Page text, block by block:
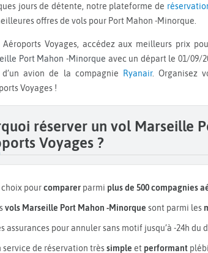
jours de détente, notre plateforme de
offres de vols pour Port Mahon -Minorque.
Aéroports Voyages, accédez aux meilleurs prix
Port Mahon -Minorque avec un départ le 01/09/
d’un avion de la compagnie
Ryanair. Organisez
Voyages !
réserver un vol Marseille
Voyages ?
choix pourcomparer parmi plus de 500 compagnies
vols Marseille Port Mahon -Minorque sont parmi les
assurances pour annuler sans motif jusqu’à -24h du
service de réservation trèssimple et performant